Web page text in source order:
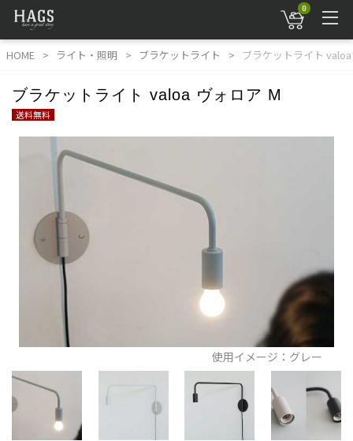
0
HOME ライト・照明 ブラケットライト ブラケットライト
ブラケットライト valoa ヴォロア M
送料無料
使用イメージ：グレー